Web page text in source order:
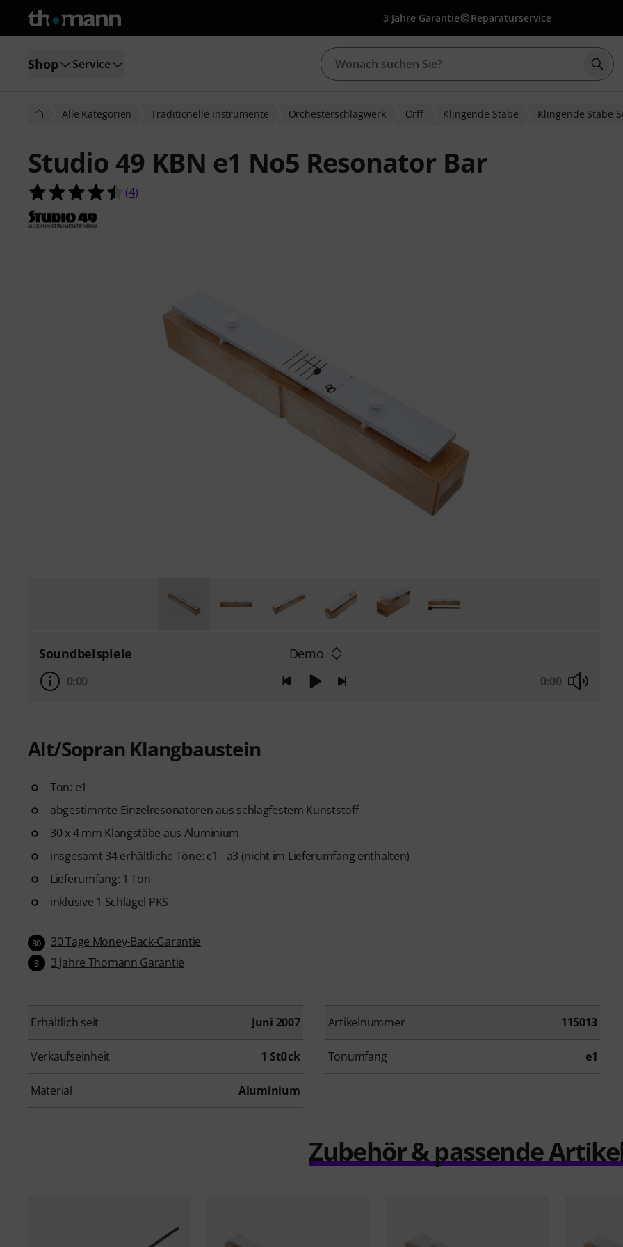
3 Jahre Garantie Reparaturservice
Shop Service
Alle Kategorien Traditionelle Instrumente Orchesterschlagwerk Orff Klingende Stäbe Klingende Stäbe
Studio 49 KBN e1 No5 Resonator Bar
4.5 von 5 Sternen aus 4 Kundenbewertungen
(4)
Soundbeispiele Demo
0:00 0:00
Alt/Sopran Klangbaustein
Ton: e1
abgestimmte Einzelresonatoren aus schlagfestem Kunststoff
30 x 4 mm Klangstäbe aus Aluminium
insgesamt 34 erhältliche Töne: c1 - a3 (nicht im Lieferumfang enthalten)
Lieferumfang: 1 Ton
inklusive 1 Schlägel PKS
30 30 Tage Money-Back-Garantie
3 3 Jahre Thomann Garantie
Erhältlich seit Juni 2007 Artikelnummer 115013
Verkaufseinheit 1 Stück Tonumfang e1
Material Aluminium
Zubehör & passende